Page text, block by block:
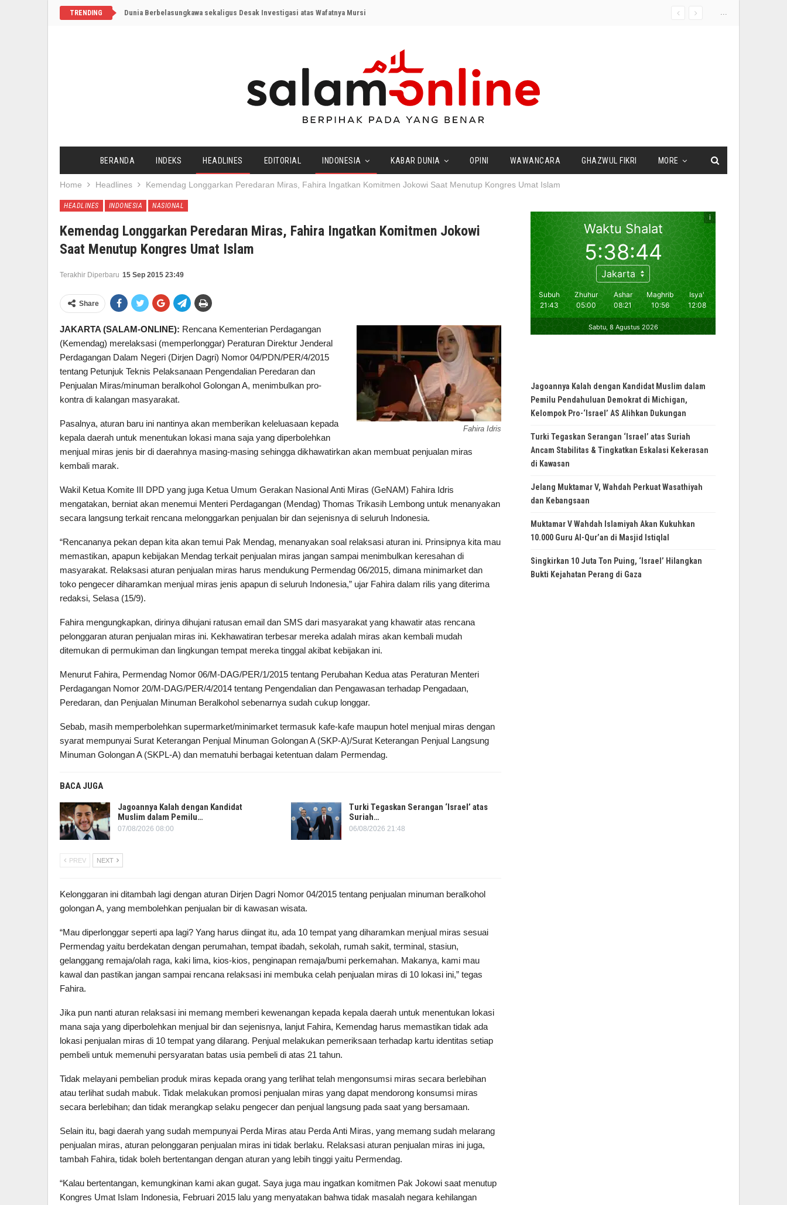
...
TRENDING Dunia Berbelasungkawa sekaligus Desak Investigasi atas Wafatnya Mursi
BERANDA INDEKS HEADLINES EDITORIAL INDONESIA KABAR DUNIA OPINI WAWANCARA GHAZWUL FIKRI MORE
Home Headlines Kemendag Longgarkan Peredaran Miras, Fahira Ingatkan Komitmen Jokowi Saat Menutup Kongres Umat Islam
HEADLINES INDONESIA NASIONAL
Kemendag Longgarkan Peredaran Miras, Fahira Ingatkan Komitmen Jokowi
Saat Menutup Kongres Umat Islam
Terakhir Diperbaru 15 Sep 2015 23:49
Share
Fahira Idris
JAKARTA (SALAM-ONLINE): Rencana Kementerian Perdagangan
(Kemendag) merelaksasi (memperlonggar) Peraturan Direktur Jenderal
Perdagangan Dalam Negeri (Dirjen Dagri) Nomor 04/PDN/PER/4/2015
tentang Petunjuk Teknis Pelaksanaan Pengendalian Peredaran dan
Penjualan Miras/minuman beralkohol Golongan A, menimbulkan pro-
kontra di kalangan masyarakat.
Pasalnya, aturan baru ini nantinya akan memberikan keleluasaan kepada
kepala daerah untuk menentukan lokasi mana saja yang diperbolehkan
menjual miras jenis bir di daerahnya masing-masing sehingga dikhawatirkan akan membuat penjualan miras
kembali marak.
Wakil Ketua Komite III DPD yang juga Ketua Umum Gerakan Nasional Anti Miras (GeNAM) Fahira Idris
mengatakan, berniat akan menemui Menteri Perdagangan (Mendag) Thomas Trikasih Lembong untuk menanyakan
secara langsung terkait rencana melonggarkan penjualan bir dan sejenisnya di seluruh Indonesia.
“Rencananya pekan depan kita akan temui Pak Mendag, menanyakan soal relaksasi aturan ini. Prinsipnya kita mau
memastikan, apapun kebijakan Mendag terkait penjualan miras jangan sampai menimbulkan keresahan di
masyarakat. Relaksasi aturan penjualan miras harus mendukung Permendag 06/2015, dimana minimarket dan
toko pengecer diharamkan menjual miras jenis apapun di seluruh Indonesia,” ujar Fahira dalam rilis yang diterima
redaksi, Selasa (15/9).
Fahira mengungkapkan, dirinya dihujani ratusan email dan SMS dari masyarakat yang khawatir atas rencana
pelonggaran aturan penjualan miras ini. Kekhawatiran terbesar mereka adalah miras akan kembali mudah
ditemukan di permukiman dan lingkungan tempat mereka tinggal akibat kebijakan ini.
Menurut Fahira, Permendag Nomor 06/M-DAG/PER/1/2015 tentang Perubahan Kedua atas Peraturan Menteri
Perdagangan Nomor 20/M-DAG/PER/4/2014 tentang Pengendalian dan Pengawasan terhadap Pengadaan,
Peredaran, dan Penjualan Minuman Beralkohol sebenarnya sudah cukup longgar.
Sebab, masih memperbolehkan supermarket/minimarket termasuk kafe-kafe maupun hotel menjual miras dengan
syarat mempunyai Surat Keterangan Penjual Minuman Golongan A (SKP-A)/Surat Keterangan Penjual Langsung
Minuman Golongan A (SKPL-A) dan mematuhi berbagai ketentuan dalam Permendag.
BACA JUGA
Jagoannya Kalah dengan Kandidat
Muslim dalam Pemilu…
07/08/2026 08:00
Turki Tegaskan Serangan ‘Israel’ atas
Suriah…
06/08/2026 21:48
PREV NEXT
Kelonggaran ini ditambah lagi dengan aturan Dirjen Dagri Nomor 04/2015 tentang penjualan minuman beralkohol
golongan A, yang membolehkan penjualan bir di kawasan wisata.
“Mau diperlonggar seperti apa lagi? Yang harus diingat itu, ada 10 tempat yang diharamkan menjual miras sesuai
Permendag yaitu berdekatan dengan perumahan, tempat ibadah, sekolah, rumah sakit, terminal, stasiun,
gelanggang remaja/olah raga, kaki lima, kios-kios, penginapan remaja/bumi perkemahan. Makanya, kami mau
kawal dan pastikan jangan sampai rencana relaksasi ini membuka celah penjualan miras di 10 lokasi ini,” tegas
Fahira.
Jika pun nanti aturan relaksasi ini memang memberi kewenangan kepada kepala daerah untuk menentukan lokasi
mana saja yang diperbolehkan menjual bir dan sejenisnya, lanjut Fahira, Kemendag harus memastikan tidak ada
lokasi penjualan miras di 10 tempat yang dilarang. Penjual melakukan pemeriksaan terhadap kartu identitas setiap
pembeli untuk memenuhi persyaratan batas usia pembeli di atas 21 tahun.
Tidak melayani pembelian produk miras kepada orang yang terlihat telah mengonsumsi miras secara berlebihan
atau terlihat sudah mabuk. Tidak melakukan promosi penjualan miras yang dapat mendorong konsumsi miras
secara berlebihan; dan tidak merangkap selaku pengecer dan penjual langsung pada saat yang bersamaan.
Selain itu, bagi daerah yang sudah mempunyai Perda Miras atau Perda Anti Miras, yang memang sudah melarang
penjualan miras, aturan pelonggaran penjualan miras ini tidak berlaku. Relaksasi aturan penjualan miras ini juga,
tambah Fahira, tidak boleh bertentangan dengan aturan yang lebih tinggi yaitu Permendag.
“Kalau bertentangan, kemungkinan kami akan gugat. Saya juga mau ingatkan komitmen Pak Jokowi saat menutup
Kongres Umat Islam Indonesia, Februari 2015 lalu yang menyatakan bahwa tidak masalah negara kehilangan
Jagoannya Kalah dengan Kandidat Muslim dalam
Pemilu Pendahuluan Demokrat di Michigan,
Kelompok Pro-‘Israel’ AS Alihkan Dukungan
Turki Tegaskan Serangan ‘Israel’ atas Suriah
Ancam Stabilitas & Tingkatkan Eskalasi Kekerasan
di Kawasan
Jelang Muktamar V, Wahdah Perkuat Wasathiyah
dan Kebangsaan
Muktamar V Wahdah Islamiyah Akan Kukuhkan
10.000 Guru Al-Qur’an di Masjid Istiqlal
Singkirkan 10 Juta Ton Puing, ‘Israel’ Hilangkan
Bukti Kejahatan Perang di Gaza